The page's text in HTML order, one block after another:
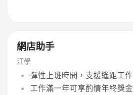
網店助手
江學
彈性上班時間，支援遙距工作
工作滿一年可享酌情年終獎金